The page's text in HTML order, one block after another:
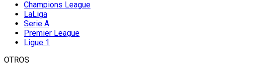
Champions League
LaLiga
Serie A
Premier League
Ligue 1
OTROS